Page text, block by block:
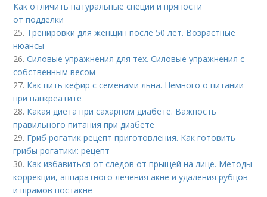
Как отличить натуральные специи и пряности
от подделки
25. Тренировки для женщин после 50 лет. Возрастные
нюансы
26.Силовые упражнения для тех. Силовые упражнения с
собственным весом
27. Как пить кефир с семенами льна. Немного о питании
при панкреатите
28. Какая диета при сахарном диабете. Важность
правильного питания при диабете
29. Гриб рогатик рецепт приготовления. Как готовить
грибы рогатики: рецепт
30. Как избавиться от следов от прыщей на лице. Методы
коррекции, аппаратного лечения акне и удаления рубцов
и шрамов постакне